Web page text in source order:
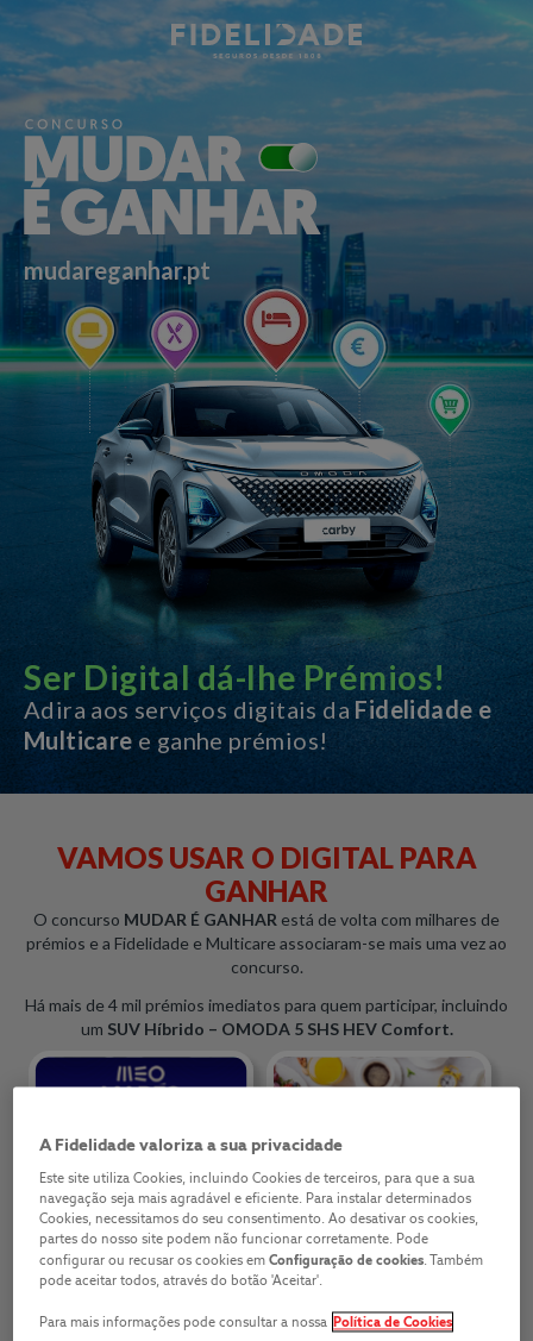
mudareganhar.pt
Ser Digital dá-lhe Prémios!
Adira aos serviços digitais da Fidelidade e
Multicare e ganhe prémios!
VAMOS USAR O DIGITAL PARA
GANHAR
O concurso MUDAR É GANHAR está de volta com milhares de
prémios e a Fidelidade e Multicare associaram-se mais uma vez ao
concurso.
Há mais de 4 mil prémios imediatos para quem participar, incluindo
um SUV Híbrido – OMODA 5 SHS HEV Comfort.
A Fidelidade valoriza a sua privacidade
Este site utiliza Cookies, incluindo Cookies de terceiros, para que a sua
navegação seja mais agradável e eficiente. Para instalar determinados
Cookies, necessitamos do seu consentimento. Ao desativar os cookies,
partes do nosso site podem não funcionar corretamente. Pode
configurar ou recusar os cookies emConfiguração de cookies. Também
pode aceitar todos, através do botão 'Aceitar'.
Para mais informações pode consultar a nossa Política de Cookies